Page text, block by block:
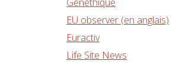
EU observer (en anglais)
Euractiv
Life Site News